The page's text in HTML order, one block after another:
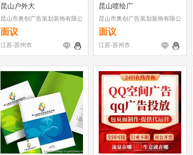
昆山户外大
昆山市奥创广告策划装饰有限公
司
面议
江苏-苏州市
昆山喷绘广
昆山市奥创广告策划装饰有限公
司
面议
江苏-苏州市